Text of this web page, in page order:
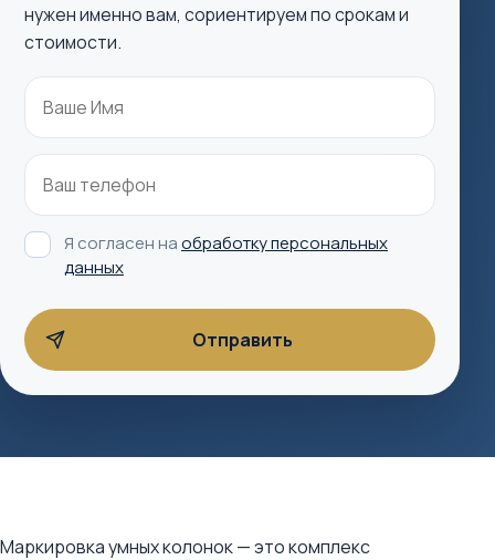
нужен именно вам, сориентируем по срокам и
стоимости.
Я согласен наобработку персональных
данных
Маркировка умных колонок — это комплекс